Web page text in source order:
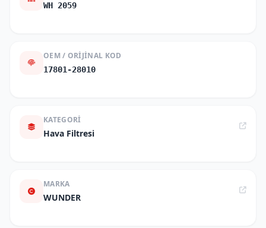
WH 2059
OEM / ORIJINAL KOD
17801-28010
KATEGORI
Hava Filtresi
MARKA
WUNDER